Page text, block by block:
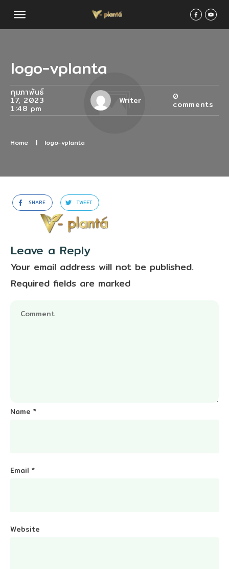
logo-vplanta
กุมภาพันธ์
17, 2023
1:48 pm
Writer 0
comments
Home | logo-vplanta
SHARE TWEET
Leave a Reply
Your email address will not be published.
Required fields are marked
Name *
Email *
Website